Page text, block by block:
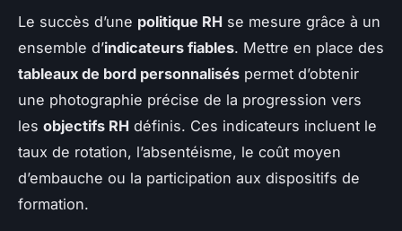
Le succès d’une politique RH se mesure grâce à un
ensemble d’indicateurs fiables. Mettre en place des
tableaux de bord personnalisés permet d’obtenir
une photographie précise de la progression vers
les objectifs RH définis. Ces indicateurs incluent le
taux de rotation, l’absentéisme, le coût moyen
d’embauche ou la participation aux dispositifs de
formation.